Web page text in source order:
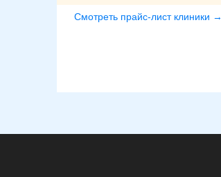
Смотреть прайс-лист клиники →